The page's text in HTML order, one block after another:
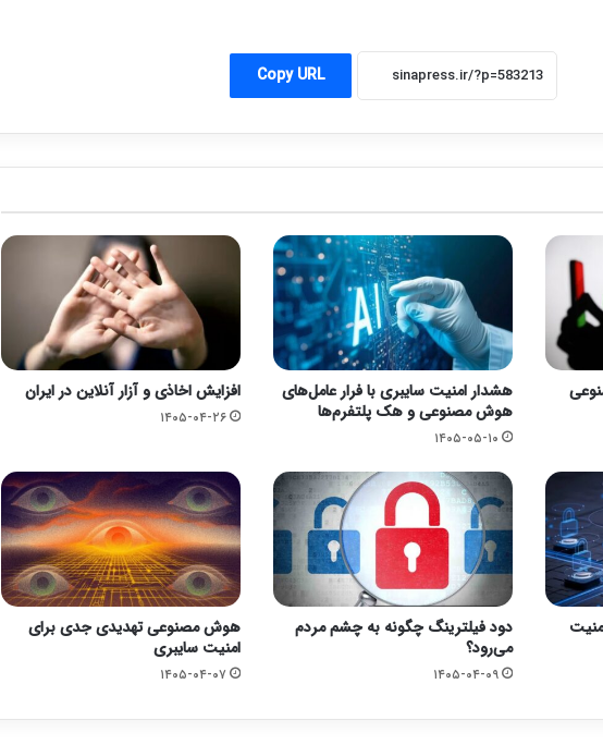
Copy URL
هشدار امنیت سایبری با فرار عامل‌های
هوش مصنوعی و هک پلتفرم‌ها
۱۴۰۵-۰۵-۱۰
افزایش اخاذی و آزار آنلاین در ایران
۱۴۰۵-۰۴-۲۶
دود فیلترینگ چگونه به چشم مردم
می‌رود؟
۱۴۰۵-۰۴-۰۹
هوش مصنوعی تهدیدی جدی برای
امنیت سایبری
۱۴۰۵-۰۴-۰۷